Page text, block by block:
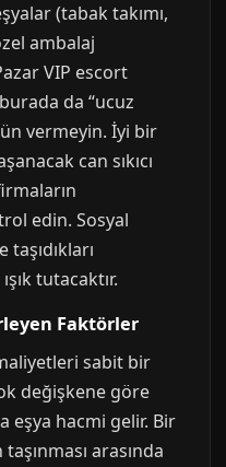
(tabak takımı,
ambalaj
VIP escort
da “ucuz
vermeyin. İyi bir
can sıkıcı
edin. Sosyal
tutacaktır.
Faktörler
sabit bir
değişkene göre
eşya hacmi gelir. Bir
arasında